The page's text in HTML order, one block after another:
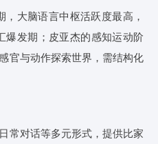
，大脑语言中枢活跃度最高，
爆发期； 皮亚杰的感知运动阶
官与动作探索世界，需结构化
常对话等多元形式，提供比家